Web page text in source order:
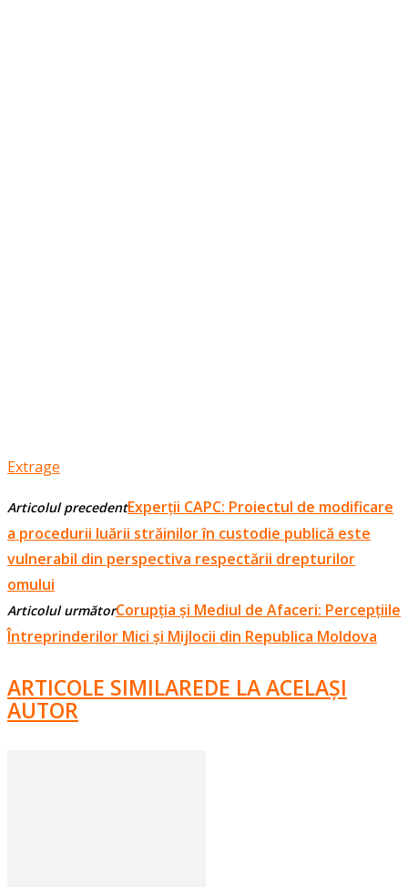
Extrage
Articolul precedentExperții CAPC: Proiectul de modificare
a procedurii luării străinilor în custodie publică este
vulnerabil din perspectiva respectării drepturilor
omului
Articolul următorCorupția și Mediul de Afaceri: Percepțiile
Întreprinderilor Mici și Mijlocii din Republica Moldova
ARTICOLE SIMILAREDE LA ACELAȘI
AUTOR